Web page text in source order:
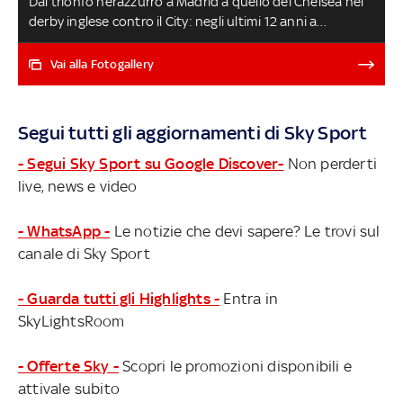
derby inglese contro il City: negli ultimi 12 anni a
dominare è stato il calcio spagnolo con sei successi, tre
quelli delle squadre inglesi e due per il Bayern come
andate LIVERPOOL-REAL MADRID LIVE
Vai alla Fotogallery
Segui tutti gli aggiornamenti di Sky Sport
- Segui Sky Sport su Google Discover- Non perderti
live, news e video
- WhatsApp - Le notizie che devi sapere? Le trovi sul
canale di Sky Sport
- Guarda tutti gli Highlights - Entra in
SkyLightsRoom
- Offerte Sky - Scopri le promozioni disponibili e
attivale subito